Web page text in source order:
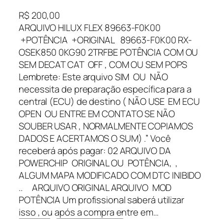
R$ 200,00
ARQUIVO HILUX FLEX 89663-F0K00
+POTÊNCIA +ORIGINAL 89663-F0K00 RX-
OSEK850 0KG90 2TRFBE POTÊNCIA COM OU
SEM DECAT CAT OFF , COM OU SEM POPS
Lembrete: Este arquivo SIM OU NÃO
necessita de preparação específica para a
central (ECU) de destino ( NÃO USE EM ECU
OPEN OU ENTRE EM CONTATO SE NÃO
SOUBER USAR , NORMALMENTE COPIAMOS
DADOS E ACERTAMOS O SUM) .” Você
receberá após pagar: 02 ARQUIVO DA
POWERCHIP ORIGINAL OU POTÊNCIA, ,
ALGUM MAPA MODIFICADO COM DTC INIBIDO
.. ARQUIVO ORIGINAL ARQUIVO MOD
POTÊNCIA Um profissional saberá utilizar
isso , ou após a compra entre em…